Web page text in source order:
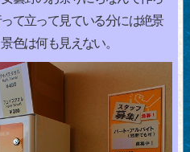
て立って見ている分には絶景
色は何も見えない。